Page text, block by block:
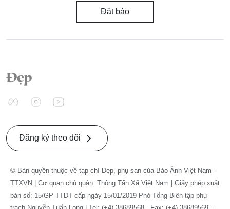
Đặt báo
Đăng ký theo dõi
© Bản quyền thuộc về tạp chí Đẹp, phụ san của Báo Ảnh Việt Nam -
TTXVN | Cơ quan chủ quản: Thông Tấn Xã Việt Nam | Giấy phép xuất
bản số: 15/GP-TTĐT cấp ngày 15/01/2019 Phó Tổng Biên tập phụ